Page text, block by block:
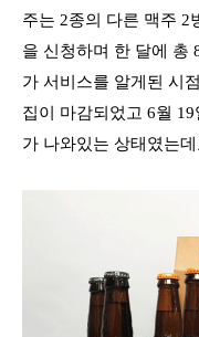
주는 2종의 다른 맥주 2
을 신청하며 한 달에 총
가 서비스를 알게된 시
집이 마감되었고 6월
가 나와있는 상태였는